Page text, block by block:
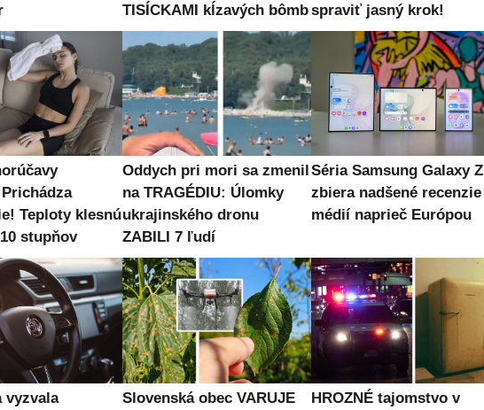
TISÍCKAMI kĺzavých bômbspraviť jasný krok!
Teploty klesnú
stupňov
Oddych pri mori sa zmenil
na TRAGÉDIU: Úlomky
ukrajinského dronu
ZABILI 7 ľudí
Séria Samsung Galaxy Z
zbiera nadšené recenzie
médií naprieč Európou
vyzvala
Slovenská obec VARUJE
HROZNÉ tajomstvo v